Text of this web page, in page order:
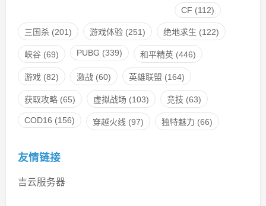
CF (112)
三国杀(201) 游戏体验(251) 绝地求生 (122)
峡谷(69) PUBG (339) 和平精英(446)
游戏(82) 激战(60) 英雄联盟 (164)
获取攻略(65) 虚拟战场 (103) 竞技 (63)
COD16 (156) 穿越火线 (97) 独特魅力 (66)
友情链接
吉云服务器